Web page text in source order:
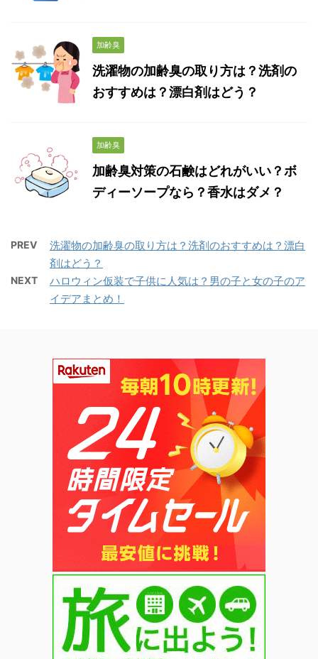
加齢臭
洗濯物の加齢臭の取り方は？洗剤の
おすすめは？漂白剤はどう？
加齢臭
加齢臭対策の石鹸はどれがいい？ボ
ディーソープなら？香水はダメ？
PREV
洗濯物の加齢臭の取り方は？洗剤のおすすめは？漂白
剤はどう？
NEXT
ハロウィン仮装で子供に人気は？男の子と女の子のア
イデアまとめ！